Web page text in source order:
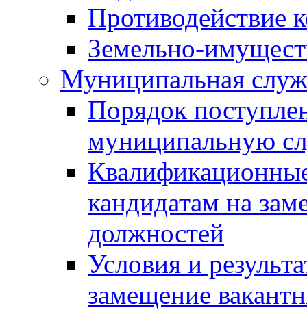
Противодействие
Земельно-
Муниципальная
Порядок
муниципальную
кандидатам на
должностей
Условия и
замещение